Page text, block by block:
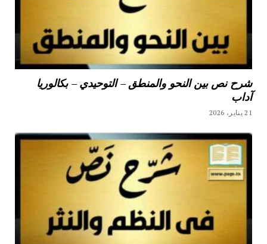
شرح نص بين النحو والمنطق – التوحيدي – بكالوريا
آداب
21 يناير، 2026